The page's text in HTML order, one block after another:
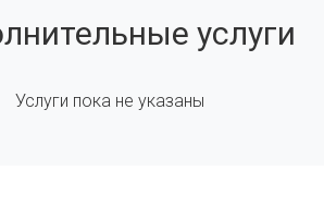
услуги
Услуги пока не указаны